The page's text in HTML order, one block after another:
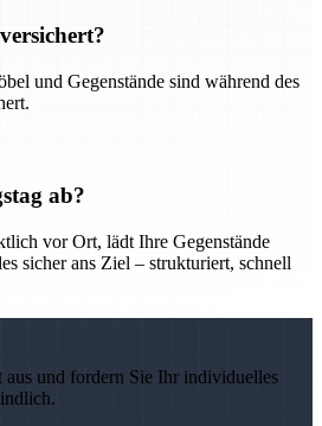
und Gegenstände sind während des
ab?
vor Ort, lädt Ihre Gegenstände
sicher ans Ziel – strukturiert, schnell
aus und fordern Sie Ihr individuelles